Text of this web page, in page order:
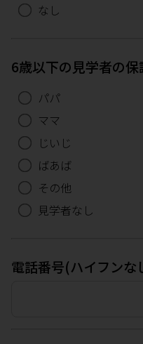
なし
6歳以下の見学者の保
パパ
ママ
じいじ
ばあば
その他
見学者なし
電話番号(ハイフンな